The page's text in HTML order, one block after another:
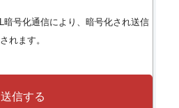
号化通信により、暗号化され送信
されます。